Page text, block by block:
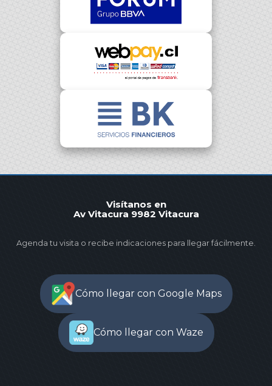
Visítanos en
Av Vitacura 9982 Vitacura
Agenda tu visita o recibe indicaciones para llegar fácilmente.
Cómo llegar con Google Maps
Cómo llegar con Waze